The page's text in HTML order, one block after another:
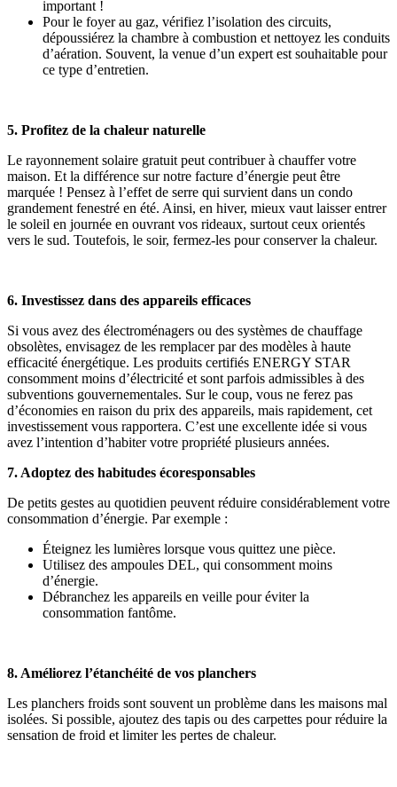
important !
Pour le foyer au gaz, vérifiez l’isolation des circuits,
dépoussiérez la chambre à combustion et nettoyez les conduits
d’aération. Souvent, la venue d’un expert est souhaitable pour
ce type d’entretien.
5. Profitez de la chaleur naturelle
Le rayonnement solaire gratuit peut contribuer à chauffer votre
maison. Et la différence sur notre facture d’énergie peut être
marquée ! Pensez à l’effet de serre qui survient dans un condo
grandement fenestré en été. Ainsi, en hiver, mieux vaut laisser entrer
le soleil en journée en ouvrant vos rideaux, surtout ceux orientés
vers le sud. Toutefois, le soir, fermez-les pour conserver la chaleur.
6. Investissez dans des appareils efficaces
Si vous avez des électroménagers ou des systèmes de chauffage
obsolètes, envisagez de les remplacer par des modèles à haute
efficacité énergétique. Les produits certifiés ENERGY STAR
consomment moins d’électricité et sont parfois admissibles à des
subventions gouvernementales. Sur le coup, vous ne ferez pas
d’économies en raison du prix des appareils, mais rapidement, cet
investissement vous rapportera. C’est une excellente idée si vous
avez l’intention d’habiter votre propriété plusieurs années.
7. Adoptez des habitudes écoresponsables
De petits gestes au quotidien peuvent réduire considérablement votre
consommation d’énergie. Par exemple :
Éteignez les lumières lorsque vous quittez une pièce.
Utilisez des ampoules DEL, qui consomment moins
d’énergie.
Débranchez les appareils en veille pour éviter la
consommation fantôme.
8. Améliorez l’étanchéité de vos planchers
Les planchers froids sont souvent un problème dans les maisons mal
isolées. Si possible, ajoutez des tapis ou des carpettes pour réduire la
sensation de froid et limiter les pertes de chaleur.